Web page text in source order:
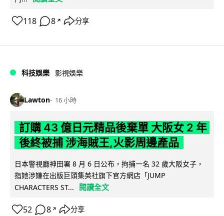
118 8 ↗ 分享
科技娛樂 影視娛樂
Lawton 16 小時
訂購 43 億日元精品後棄單 大阪女 2 年
後終被捕 涉海賊王,火影周邊產品
日本警視廳神田署 8 月 6 日公布，拘捕一名 32 歲大阪女子，
指她涉嫌在出版巨頭集英社旗下官方網店「JUMP
CHARACTERS ST...
閱讀全文
52 8 ↗ 分享